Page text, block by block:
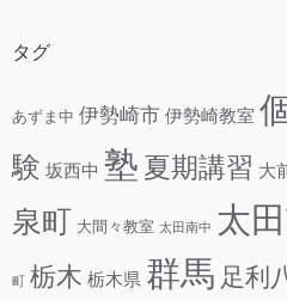
タグ
あずま中 伊勢崎市 伊勢崎教室
験 坂西中 塾 夏期講習 大
泉町 大間々教室 太田南中 太
町 栃木 栃木県 群馬 足利